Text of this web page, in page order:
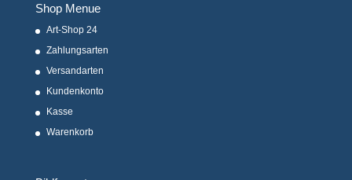
Shop Menue
Art-Shop 24
Zahlungsarten
Versandarten
Kundenkonto
Kasse
Warenkorb